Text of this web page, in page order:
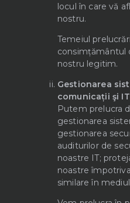
locul în care vă
nostru.
Temeiul
consimțământul
nostru legitim.
Gestionarea
comunicații şi
Putem prelucra
gestionarea
gestionarea
auditurilor de
noastre IT;
noastre
similare în